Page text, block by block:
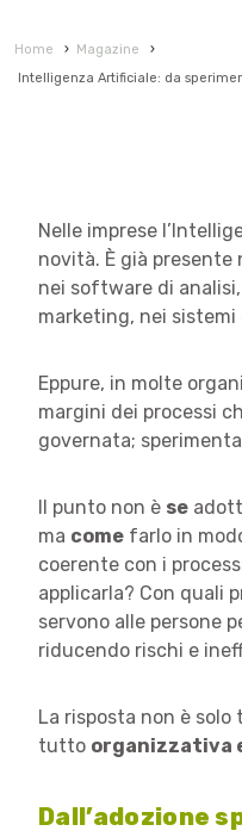
Home › Magazine
›
Intelligenza Artificiale: da
Nelle imprese
novità. È già
nei software di
marketing, nei
Eppure, in molte
margini dei processi
governata;
Il punto non è se
ma come farlo in
coerente con i
applicarla? Con quali
servono alle persone
riducendo rischi e
La risposta non è solo
tutto organizzativa
Dall’adozione